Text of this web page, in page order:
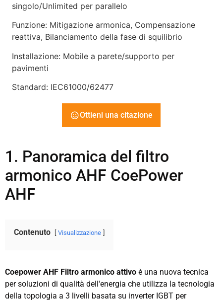
singolo/Unlimited per parallelo
Funzione: Mitigazione armonica, Compensazione
reattiva, Bilanciamento della fase di squilibrio
Installazione: Mobile a parete/supporto per
pavimenti
Standard: IEC61000/62477
Ottieni una citazione
1. Panoramica del filtro
armonico AHF CoePower
AHF
Contenuto Visualizzazione
Coepower AHF Filtro armonico attivo è una nuova tecnica
per soluzioni di qualità dell'energia che utilizza la tecnologia
della topologia a 3 livelli basata su inverter IGBT per